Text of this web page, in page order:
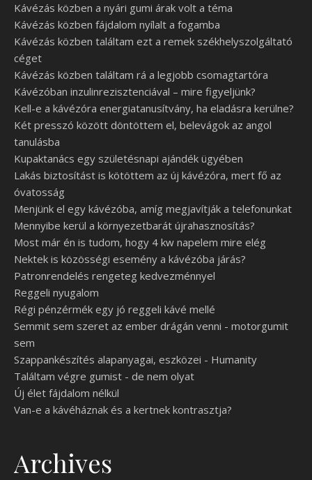
Kávézás közben a nyári gumi árak volt a téma
Kávézás közben fájdalom nyílalt a fogamba
Kávézás közben találtam ezt a remek székhelyszolgáltató
céget
Kávézás közben találtam rá a legjobb csomagtartóra
Kávézóban inzulinrezisztenciával – mire figyeljünk?
Kell-e a kávézóra energiatanusítvány, ha eladásra kerülne?
Két presszó között döntöttem el, belevágok az angol
tanulásba
Kupaktanács egy születésnapi ajándék ügyében
Lakás biztosítást is kötöttem az új kávézóra, mert fő az
óvatosság
Menjünk el egy kávézóba, amíg megjavítják a telefonunkat
Mennyibe kerül a környezetbarát újrahasznosítás?
Most már én is tudom, hogy 4 kw napelem mire elég
Nektek is közösségi esemény a kávézóba járás?
Patronrendelés rengeteg kedvezménnyel
Reggeli nyugalom
Régi pénzérmék egy jó reggeli kávé mellé
Semmit sem szeret az ember drágán venni - motorgumit
sem
Szappankészítés alapanyagai, eszközei - Humanity
Találtam végre gumist - de nem olyat
Új élet fájdalom nélkül
Van-e a kávéháznak és a kertnek kontrasztja?
Archives